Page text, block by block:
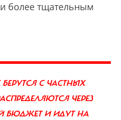
более тщательным
С ЧАСТНЫХ
ЧЕРЕЗ
БЮДЖЕТ И ИДУТ НА